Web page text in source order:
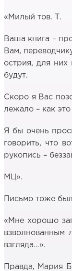
«Милый тов. Т.
Ваша книга –
Вам,
острия, для
будут.
Скоро я Вас
лежало – как
Я бы очень
говорить, что
рукопись –
МЦ».
Письмо тоже
«Мне хорошо
взволнованным
взгляда…».
Правда, Мария